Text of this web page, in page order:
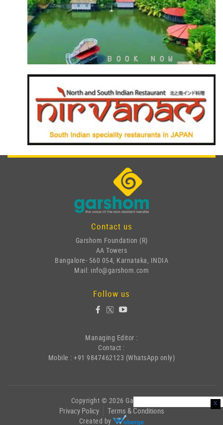
Contact us
Garshom Foundation (R)
AA Towers
Bangalore- 560 054, Karnataka, INDIA
Mail: info@garshom.com
Follow us
Managing Editor :
Contact :
Mobile : +91 9847462123 (WhatsApp only)
Copyright © 2026 Garshom
Privacy Policy Terms & Conditions
Created by
x